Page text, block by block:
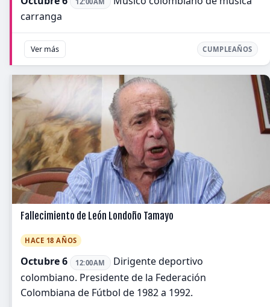
carranga
Ver más CUMPLEAÑOS
Fallecimiento de León Londoño Tamayo
HACE 18 AÑOS
Octubre 6 12:00AM
Dirigente deportivo
colombiano. Presidente de la Federación
Colombiana de Fútbol de 1982 a 1992.